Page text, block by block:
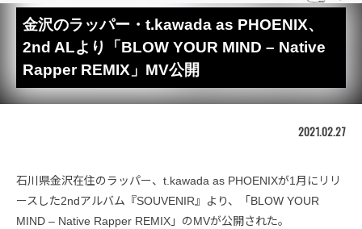
金沢のラッパー・t.kawada as PHOENIX、
2nd ALより「BLOW YOUR MIND – Native
Rapper REMIX」MV公開
2021.02.27
石川県金沢在住のラッパー、t.kawada as PHOENIXが1月にリリ
ースした2ndアルバム『SOUVENIR』より、「BLOW YOUR
MIND – Native Rapper REMIX」のMVが公開された。